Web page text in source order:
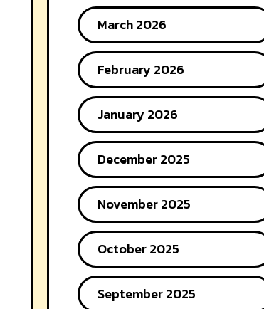
March 2026
February 2026
January 2026
December 2025
November 2025
October 2025
September 2025